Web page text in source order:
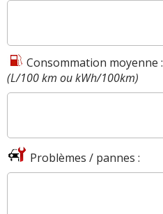
Consommation moyenne :
(L/100 km ou kWh/100km)
Problèmes / pannes :